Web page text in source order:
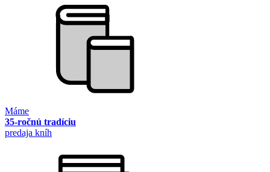
Máme
35-ročnú tradíciu
predaja kníh